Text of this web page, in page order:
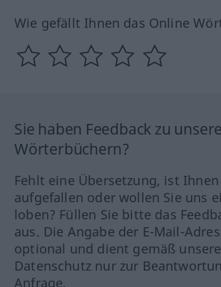
Wie gefällt Ihnen das Online
Sie haben Feedback zu
Wörterbüchern?
Fehlt eine Übersetzung, ist
aufgefallen oder wollen Sie uns
loben? Füllen Sie bitte das
aus. Die Angabe der E-Mail-
optional und dient gemäß
Datenschutz nur zur
Anfrage.